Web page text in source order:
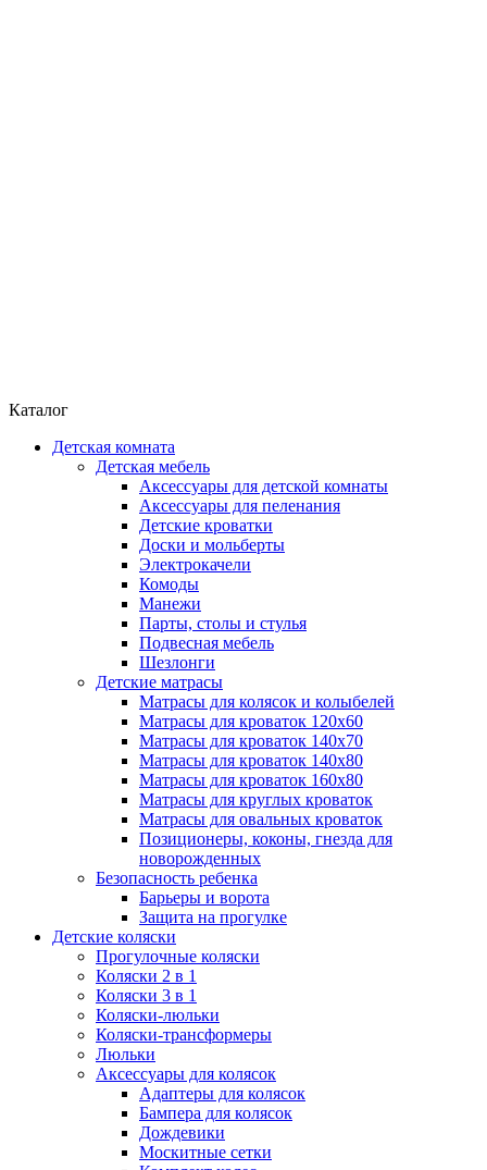
Каталог
Детская комната
Детская мебель
Аксессуары для детской комнаты
Аксессуары для пеленания
Детские кроватки
Доски и мольберты
Электрокачели
Комоды
Манежи
Парты, столы и стулья
Подвесная мебель
Шезлонги
Детские матрасы
Матрасы для колясок и колыбелей
Матрасы для кроваток 120х60
Матрасы для кроваток 140х70
Матрасы для кроваток 140х80
Матрасы для кроваток 160х80
Матрасы для круглых кроваток
Матрасы для овальных кроваток
Позиционеры, коконы, гнезда для
новорожденных
Безопасность ребенка
Барьеры и ворота
Защита на прогулке
Детские коляски
Прогулочные коляски
Коляски 2 в 1
Коляски 3 в 1
Коляски-люльки
Коляски-трансформеры
Люльки
Аксессуары для колясок
Адаптеры для колясок
Бампера для колясок
Дождевики
Москитные сетки